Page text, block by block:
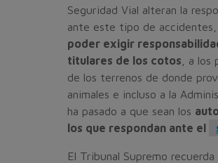
Seguridad Vial alteran la
ante este tipo de accidentes,
poder exigir
titulares de los cotos , a
de los terrenos de donde
animales e incluso a la
ha pasado a que sean los
los que respondan ante el
El Tribunal Supremo recuerda